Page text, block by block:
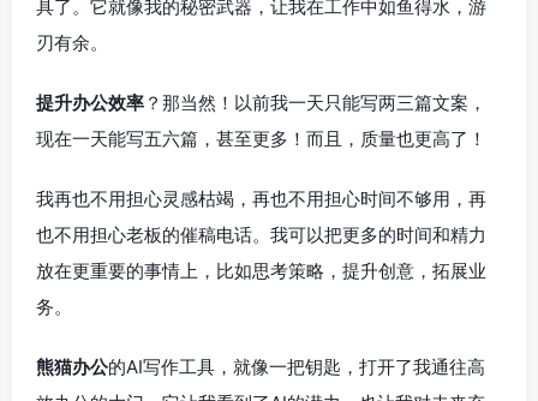
具了。它就像我的秘密武器，让我在工作中如鱼得水，游
刃有余。
提升办公效率 ？那当然！以前我一天只能写两三篇文案，
现在一天能写五六篇，甚至更多！而且，质量也更高了！
我再也不用担心灵感枯竭，再也不用担心时间不够用，再
也不用担心老板的催稿电话。我可以把更多的时间和精力
放在更重要的事情上，比如思考策略，提升创意，拓展业
务。
熊猫办公的AI写作工具，就像一把钥匙，打开了我通往高